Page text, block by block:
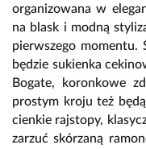
organizowana w
na blask i modną
pierwszego momentu.
będzie sukienka
Bogate, koronkowe
prostym kroju też
cienkie rajstopy,
zarzuć skórzaną